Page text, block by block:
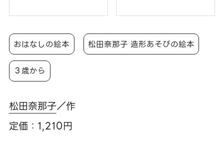
おはなしの絵本 松田奈那子 造形あそびの絵本
３歳から
松田奈那子／作
定価：1,210円